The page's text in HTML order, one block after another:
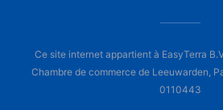
Ce site internet appartient à EasyTerra
Chambre de commerce de Leeuwarden,
0110443